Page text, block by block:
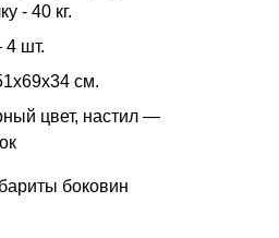
- 40 кг.
4 шт.
см.
цвет, настил —
боковин